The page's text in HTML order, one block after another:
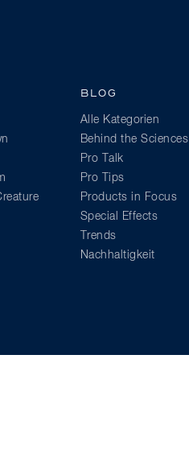
BLOG
Alle Kategorien
Behind the Sciences
Pro Talk
Pro Tips
Products in Focus
Special Effects
Trends
Nachhaltigkeit